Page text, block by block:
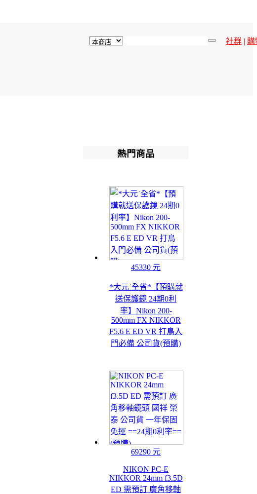
社群 | 購
熱門商品
45330 元
*大元˙全省*【預購就
送保護鏡 24期0利
率】Nikon 200-
500mm FX NIKKOR
F5.6 E ED VR 打鳥入
門必備 公司貨(預購)
69290 元
NIKON PC-E
NIKKOR 24mm f3.5D
ED 需預訂 廣角移軸